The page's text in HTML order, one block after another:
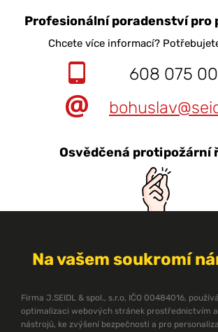
Profesionální poradenství pro
Chcete více informací?
608 075
Osvědčená protipožární
Cenově dostupná
Na vašem soukromí
Firma J.SEIDL & spol., s.r.o, IČO 00484016,
optimalizaci webových stránek prostřednictvím
nástrojů, ke zvýšení bezpečnosti a pro